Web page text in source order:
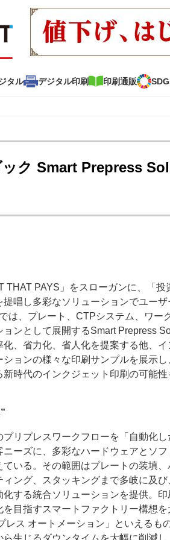
タル デジタル印刷 印刷通販
事 動画コンテンツ インタビュ
道を描く
集 印刷機材年鑑
し込み サイトポリシー お問い
ック Smart Prepress
THAT PAYS」をスローガンに、「投
唱し多彩なソリューションでユーザ
は、プレート、CTPシステム、ワー
ンとして展開するSmart Prepress
、省力化、省人化を提案する他、イ
ョンの様々な印刷サンプルを展示し
時代のインクジェット印刷の可能性
リプレスワークフローを「自動化し
ニーズに、多彩なハードウェアとソフ
いる。その範囲はプレートの装填、
ング、スタッキングまで多岐に及び
する統合ソリューションを提供。印
目指すスマートファクトリー構想を
レス オートメーション」といえるも
生じるダウンタイムを大幅に削減